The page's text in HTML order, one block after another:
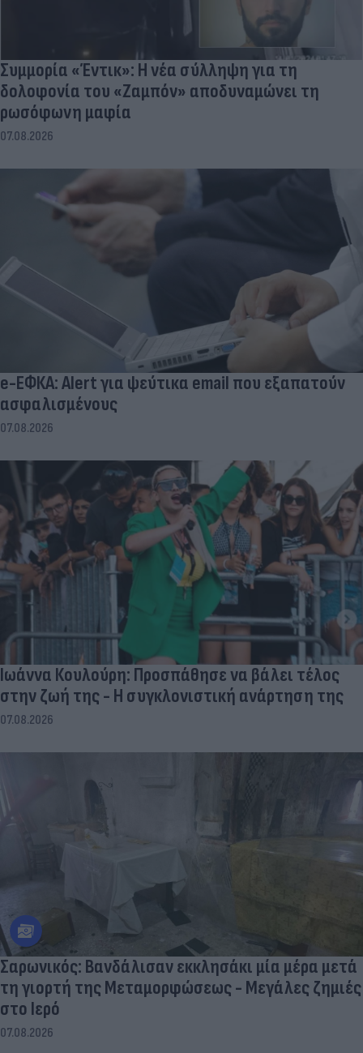
Συμμορία «Έντικ»: Η νέα σύλληψη για τη
δολοφονία του «Ζαμπόν» αποδυναμώνει τη
ρωσόφωνη μαφία
07.08.2026
e-ΕΦΚΑ: Alert για ψεύτικα email που εξαπατούν
ασφαλισμένους
07.08.2026
Ιωάννα Κουλούρη: Προσπάθησε να βάλει τέλος
στην ζωή της - Η συγκλονιστική ανάρτηση της
07.08.2026
Σαρωνικός: Βανδάλισαν εκκλησάκι μία μέρα μετά
τη γιορτή της Μεταμορφώσεως - Μεγάλες ζημιές
στο Ιερό
07.08.2026